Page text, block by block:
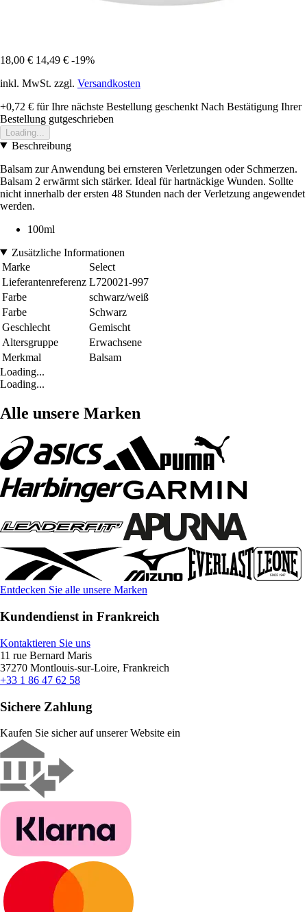
18,00 € 14,49 € -19%
inkl. MwSt. zzgl. Versandkosten
+0,72 € für Ihre nächste Bestellung geschenkt Nach Bestätigung Ihrer
Bestellung gutgeschrieben
Loading...
Beschreibung
Balsam zur Anwendung bei ernsteren Verletzungen oder Schmerzen.
Balsam 2 erwärmt sich stärker. Ideal für hartnäckige Wunden. Sollte
nicht innerhalb der ersten 48 Stunden nach der Verletzung angewendet
werden.
100ml
Zusätzliche Informationen
Marke
Select
Lieferantenreferenz L720021-997
Farbe
schwarz/weiß
Farbe
Schwarz
Geschlecht
Gemischt
Altersgruppe
Erwachsene
Merkmal
Balsam
Loading...
Loading...
Alle unsere Marken
Entdecken Sie alle unsere Marken
Kundendienst in Frankreich
Kontaktieren Sie uns
11 rue Bernard Maris
37270 Montlouis-sur-Loire, Frankreich
+33 1 86 47 62 58
Sichere Zahlung
Kaufen Sie sicher auf unserer Website ein